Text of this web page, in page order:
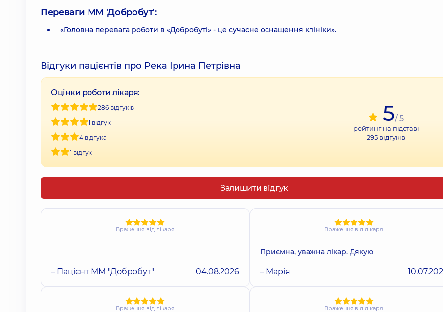
Переваги ММ 'Добробут':
«Головна перевага роботи в «Добробуті» - це сучасне оснащення клініки».
Відгуки пацієнтів про Река Ірина Петрівна
Оцінки роботи лікаря:
286 відгуків
1 відгук
4 відгука
1 відгук
5/ 5
рейтинг на підставі
295 відгуків
Залишити відгук
Враження від лікаря
– Пацієнт ММ "Добробут" 04.08.2026
Враження від лікаря
Приємна, уважна лікар. Дякую
– Марія
Враження від лікаря Враження від лікаря